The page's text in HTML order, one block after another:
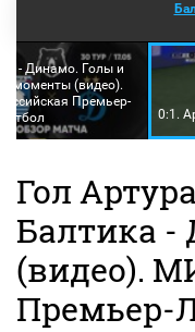
- Динамо. Голы и
моменты (видео).
Премьер-
0:1.
Гол
Балтика -
(видео).
Премьер-